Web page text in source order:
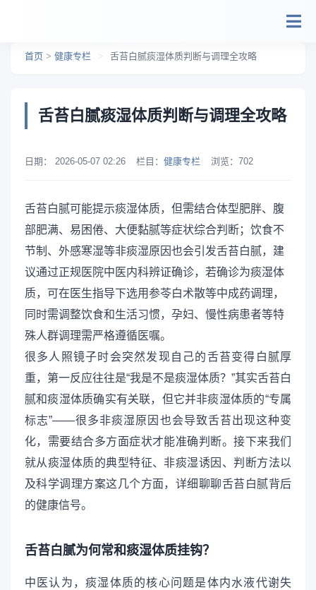
首页 > 健康专栏 > 舌苔白腻痰湿体质判断与调理全攻略
舌苔白腻痰湿体质判断与调理全攻略
日期： 2026-05-07 02:26 栏目： 健康专栏 浏览： 702
舌苔白腻可能提示痰湿体质，但需结合体型肥胖、腹
部肥满、易困倦、大便黏腻等症状综合判断；饮食不
节制、外感寒湿等非痰湿原因也会引发舌苔白腻，建
议通过正规医院中医内科辨证确诊，若确诊为痰湿体
质，可在医生指导下选用参苓白术散等中成药调理，
同时需调整饮食和生活习惯，孕妇、慢性病患者等特
殊人群调理需严格遵循医嘱。
很多人照镜子时会突然发现自己的舌苔变得白腻厚
重，第一反应往往是“我是不是痰湿体质？”其实舌苔白
腻和痰湿体质确实有关联，但它并非痰湿体质的“专属
标志”——很多非痰湿原因也会导致舌苔出现这种变
化，需要结合多方面症状才能准确判断。接下来我们
就从痰湿体质的典型特征、非痰湿诱因、判断方法以
及科学调理方案这几个方面，详细聊聊舌苔白腻背后
的健康信号。
舌苔白腻为何常和痰湿体质挂钩？
中医认为，痰湿体质的核心问题是体内水液代谢失